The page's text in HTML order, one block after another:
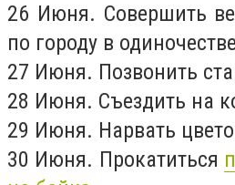
26 Июня. Совершить
по городу в
27 Июня. Позвонить
28 Июня. Съездить на
29 Июня. Нарвать
30 Июня. Прокатиться